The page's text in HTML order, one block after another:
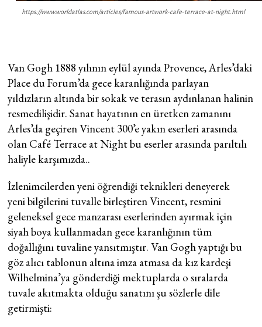
https://www.worldatlas.com/articles/famous-artwork-cafe-terrace-at-night.html
Van Gogh 1888 yılının eylül ayında Provence, Arles’daki
Place du Forum’da gece karanlığında parlayan
yıldızların altında bir sokak ve terasın aydınlanan halinin
resmedilişidir. Sanat hayatının en üretken zamanını
Arles’da geçiren Vincent 300’e yakın eserleri arasında
olan Café Terrace at Night bu eserler arasında parıltılı
haliyle karşımızda..
İzlenimcilerden yeni öğrendiği teknikleri deneyerek
yeni bilgilerini tuvalle birleştiren Vincent, resmini
geleneksel gece manzarası eserlerinden ayırmak için
siyah boya kullanmadan gece karanlığının tüm
doğallığını tuvaline yansıtmıştır. Van Gogh yaptığı bu
göz alıcı tablonun altına imza atmasa da kız kardeşi
Wilhelmina’ya gönderdiği mektuplarda o sıralarda
tuvale akıtmakta olduğu sanatını şu sözlerle dile
getirmişti: